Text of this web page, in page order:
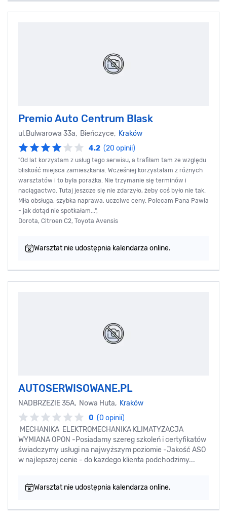
Premio Auto Centrum Blask
ul.Bulwarowa 33a, Bieńczyce, Kraków
4.2 (20 opinii)
"Od lat korzystam z usług tego serwisu, a trafiłam tam ze względu
bliskość miejsca zamieszkania. Wcześniej korzystałam z różnych
warsztatów i to była porażka. Nie trzymanie się terminów i
naciągactwo. Tutaj jeszcze się nie zdarzyło, żeby coś było nie tak.
Miła obsługa, szybka naprawa, uczciwe ceny. Polecam Pana Pawła
- jak dotąd nie spotkałam...",
Dorota, Citroen C2, Toyota Avensis
Warsztat nie udostępnia kalendarza online.
AUTOSERWISOWANE.PL
NADBRZEZIE 35A, Nowa Huta, Kraków
0 (0 opinii)
MECHANIKA ELEKTROMECHANIKA KLIMATYZACJA
WYMIANA OPON -Posiadamy szereg szkoleń i certyfikatów
świadczymy usługi na najwyższym poziomie -Jakość ASO
w najlepszej cenie - do kazdego klienta podchodzimy...
Warsztat nie udostępnia kalendarza online.